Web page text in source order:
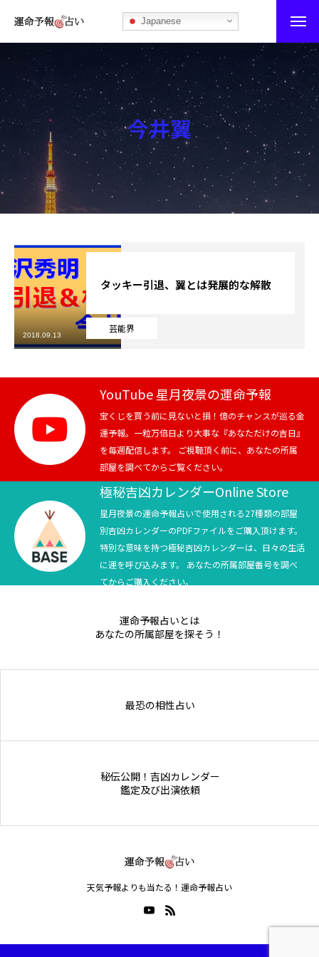
Japanese
運命予報占い
運命予報占いとは
あなたの所属部屋を探そう！
最恐の相性占い
秘伝公開！吉凶カレンダー
ブログ
お知らせ
芸能界
テニス
スポーツ
競馬
テニス四大大会・五輪
テニス四大大会・五輪
今井翼
芸能界
タッキー引退、翼とは発展的な解散
2018.09.13
YouTube 星月夜景の運命予報
宝くじを買う前に見ないと損！億のチャンスが巡る金
運予報。一粒万倍日より大事な『あなただけの吉日』
を毎週配信します。 ご視聴頂く前に、あなたの所属
部屋を調べてからご覧ください。
極秘吉凶カレンダーOnline Store
星月夜景の運命予報占いで使用される27種類の部屋
別吉凶カレンダーのPDFファイルをご購入頂けます。
特別な意味を持つ極秘吉凶カレンダーは、日々の生活
に運を呼び込みます。 あなたの所属部屋番号を調べ
てからご購入ください。
運命予報占いとは
あなたの所属部屋を探そう！
最恐の相性占い
秘伝公開！吉凶カレンダー
鑑定及び出演依頼
天気予報よりも当たる！運命予報占い